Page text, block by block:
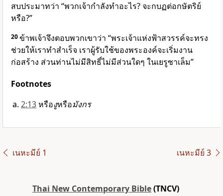
สบประมาทว่า “พวกเจ้ากำลังทำอะไร? จะกบฏต่อกษัตริย์
หรือ?”
20ข้าพเจ้าจึงตอบพวกเขาว่า “พระเจ้าแห่งฟ้าสวรรค์จะทรง
ช่วยให้เราทำสำเร็จ เราผู้รับใช้ของพระองค์จะเริ่มงาน
ก่อสร้าง ส่วนท่านไม่มีสิทธิ์ไม่มีส่วนใดๆ ในเยรูซาเล็ม”
Footnotes
2:13หรืองูหรือมังกร
เนหะมีย์ 1 เนหะมีย์ 3
Thai New Contemporary Bible(TNCV)